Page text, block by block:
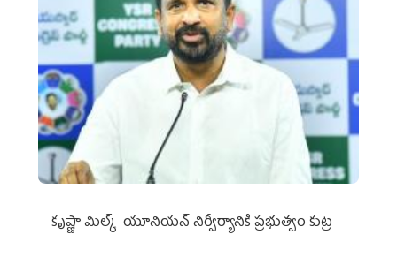
కృష్ణా మిల్క్‌ యూనియన్‌ నిర్వీర్యానికి ప్రభుత్వం కుట్ర